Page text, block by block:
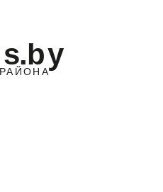
РАЙОНА
s.by